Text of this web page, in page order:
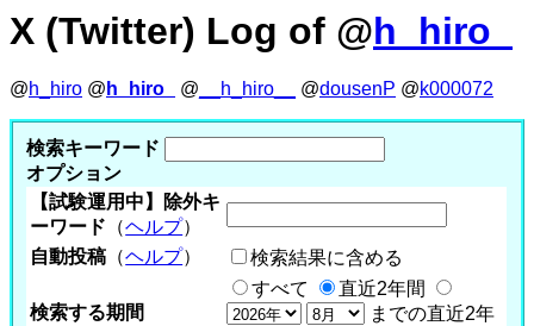
X (Twitter) Log of @h_hiro_
@h_hiro @ h_hiro_ @ __h_hiro__ @dousenP @k000072
検索キーワード
オプション
【試験運用中】除外キ
ーワード （ヘルプ）
自動投稿 （ヘルプ） 検索結果に含める
検索する期間
すべて
直近2年間
までの直近2年